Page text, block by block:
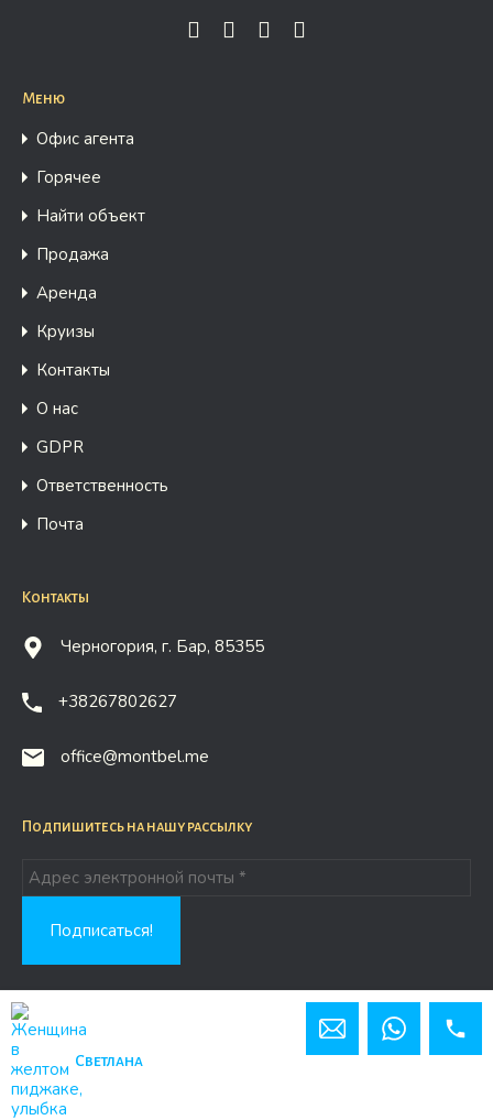
Меню
Офис агента
Горячее
Найти объект
Продажа
Аренда
Круизы
Контакты
О нас
GDPR
Ответственность
Почта
Контакты
Черногория, г. Бар, 85355
+38267802627
office@montbel.me
Подпишитесь на нашу рассылку
Copyright © 2026 Montbel.me
Светлана